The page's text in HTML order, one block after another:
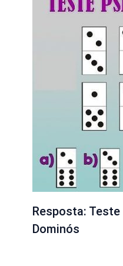
Resposta:
Dominós